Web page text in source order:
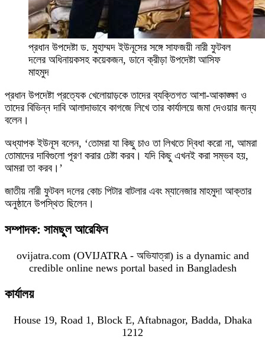
প্রধান উপদেষ্টা ড. মুহাম্মদ ইউনূসের সঙ্গে সাফজয়ী নারী ফুটবল
দলের অধিনায়কসহ কয়েকজন, ডানে ক্রীড়া উপদেষ্টা আসিফ
মাহমুদ
প্রধান উপদেষ্টা প্রত্যেক খেলোয়াড়কে তাদের ব্যক্তিগত আশা-আকাঙ্ক্ষা ও
তাদের বিভিন্ন দাবি আলাদাভাবে কাগজে লিখে তার কার্যালয়ে জমা দেওয়ার জন্য
বলেন।
অধ্যাপক ইউনূস বলেন, ‘তোমরা যা কিছু চাও তা লিখতে দ্বিধা করো না, আমরা
তোমাদের দাবিগুলো পূরণ করার চেষ্টা করব। যদি কিছু এখনই করা সম্ভব হয়,
আমরা তা করব।’
জাতীয় নারী ফুটবল দলের কোচ পিটার বাটলার এবং ম্যানেজার মাহমুদা আক্তার
অনুষ্ঠানে উপস্থিত ছিলেন।
সম্পাদক: সামছুল আরেফিন
ovijatra.com (OVIJATRA - অভিযাত্রা) is a dynamic and
credible online news portal based in Bangladesh
কার্যালয়
House 19, Road 1, Block E, Aftabnagor, Badda, Dhaka
1212